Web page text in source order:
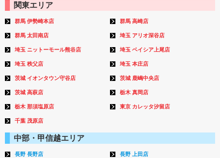
関東エリア
群馬 伊勢崎本店 群馬 高崎店
群馬 太田南店 埼玉 アリオ深谷店
埼玉 ニットーモール熊谷店 埼玉 ベイシア上尾店
埼玉 秩父店 埼玉 本庄店
茨城 イオンタウン守谷店 茨城 鹿嶋中央店
茨城 高萩店 栃木 真岡店
栃木 那須塩原店 東京 カレッタ汐留店
千葉 茂原店
中部・甲信越エリア
長野 長野店 長野 上田店